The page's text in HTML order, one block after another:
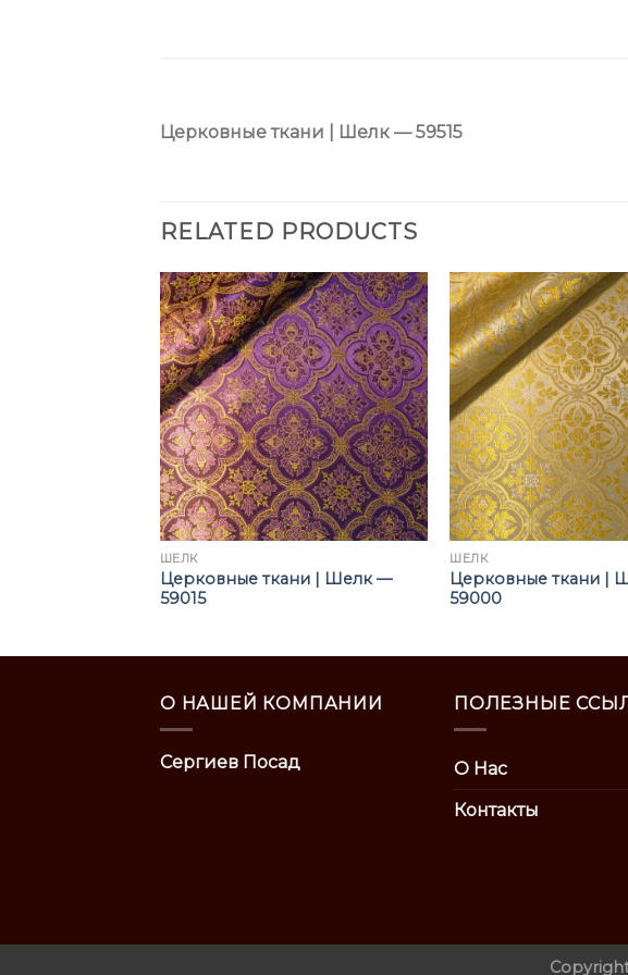
Церковные ткани | Шелк — 59515
RELATED PRODUCTS
ШЁЛК
Церковные ткани | Шелк —
59015
ШЁЛК
Церковные ткани |
59000
О НАШЕЙ КОМПАНИИ
Сергиев Посад
ПОЛЕЗНЫЕ
О Нас
Контакты